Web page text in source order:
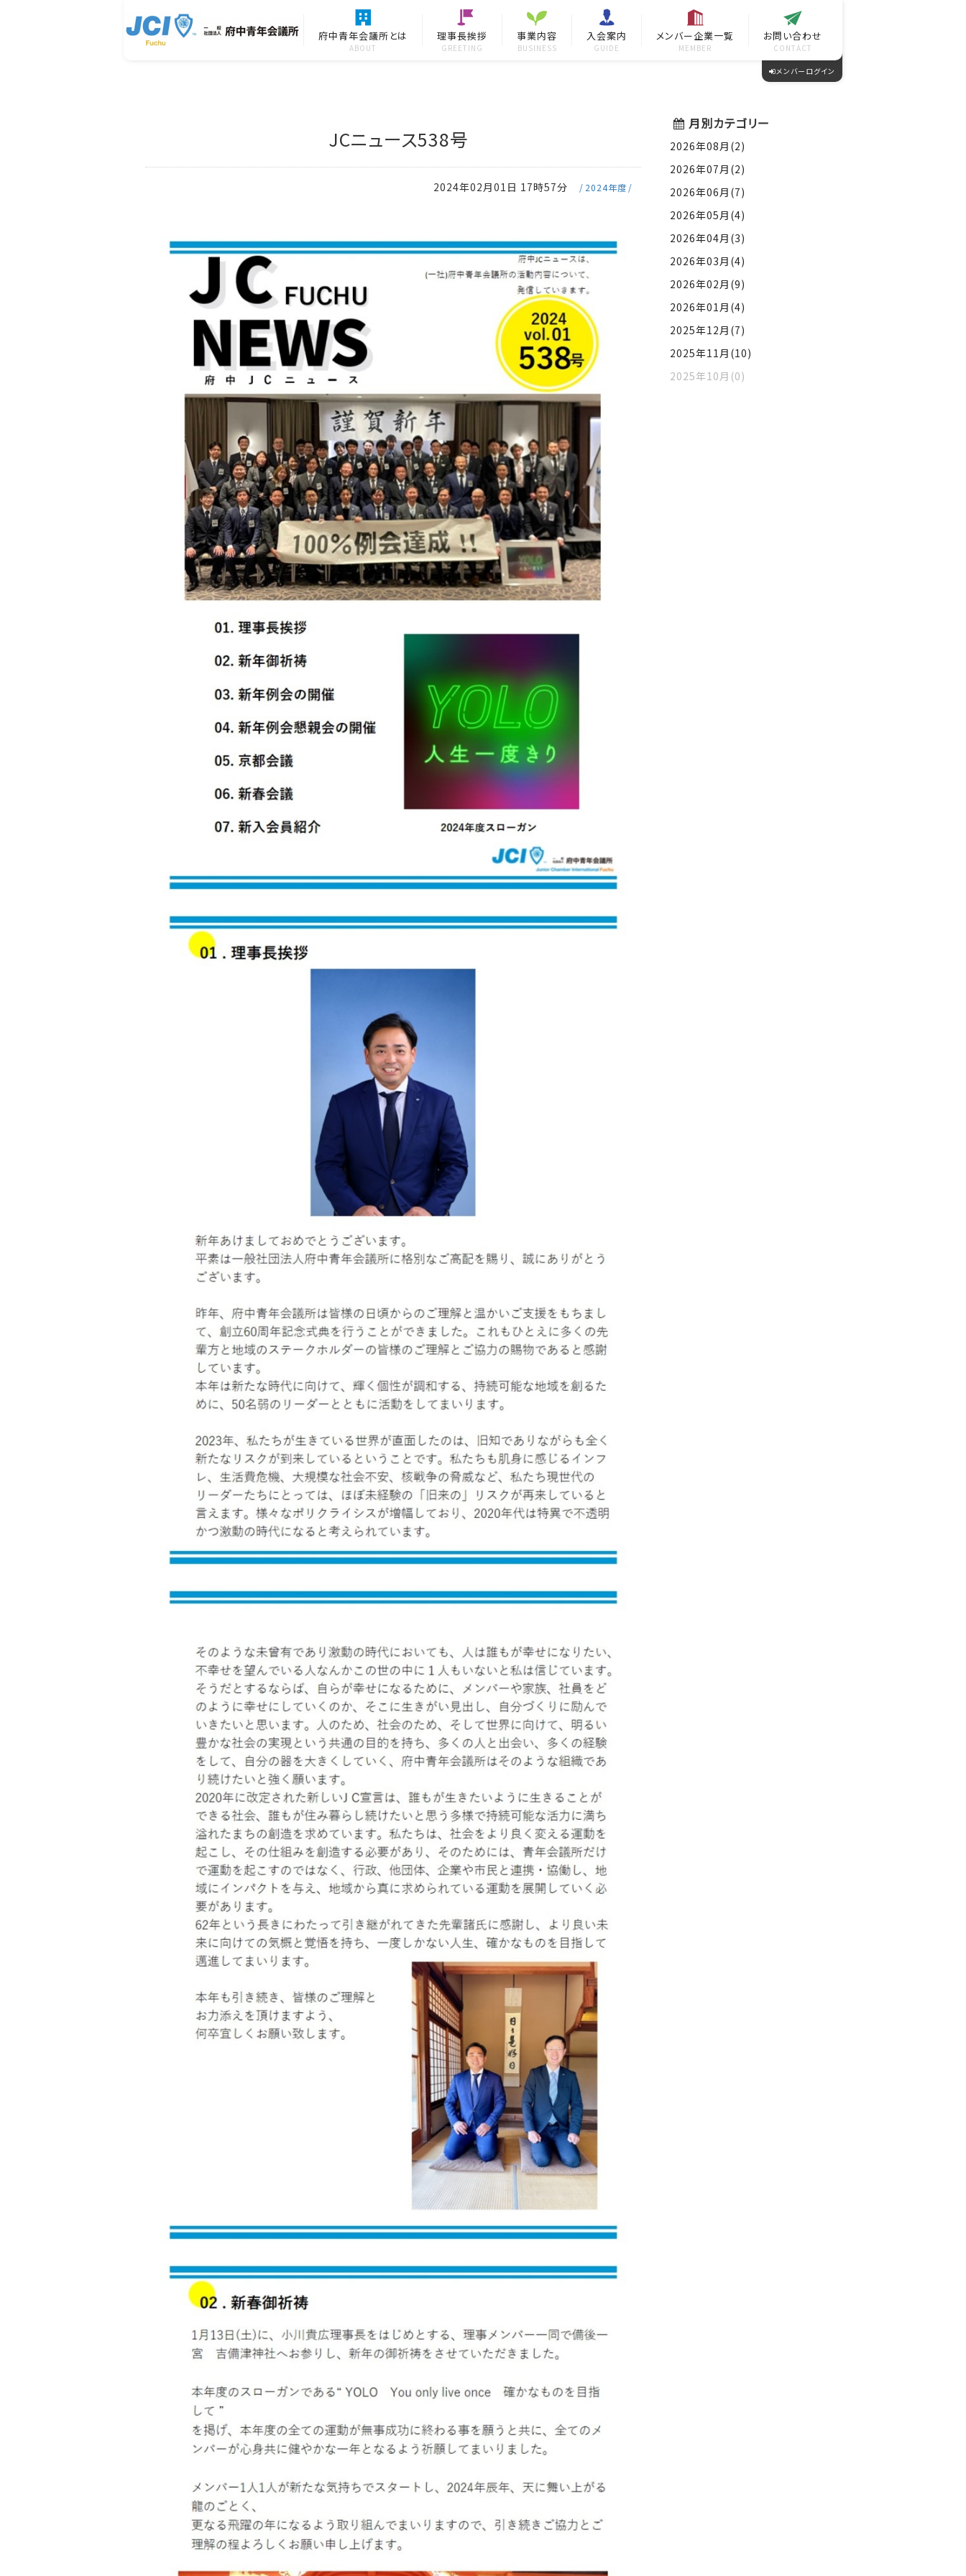
府中青年会議所とは
ABOUT
理事長挨拶
GREETING
事業内容
BUSINESS
入会案内
GUIDE
メンバー企業一覧
MEMBER
お問い合わせ
CONTACT
メンバーログイン
JCニュース538号
2024年02月01日 17時57分 2024年度
月別カテゴリー
2026年08月(2)
2026年07月(2)
2026年06月(7)
2026年05月(4)
2026年04月(3)
2026年03月(4)
2026年02月(9)
2026年01月(4)
2025年12月(7)
2025年11月(10)
2025年10月(0)